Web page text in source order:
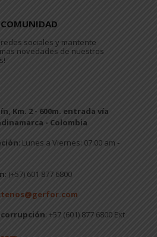
sociales y mantente
novedades de nuestros
Km. 2 - 600m. entrada vía
- Colombia
: Lunes a Viernes: 07:00 am -
: (+57) 601 877 6800
: +57 (601) 877 6800 Ext